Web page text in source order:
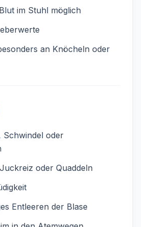
im Stuhl möglich
an Knöcheln oder
Schwindel oder
oder Quaddeln
Entleeren der Blase